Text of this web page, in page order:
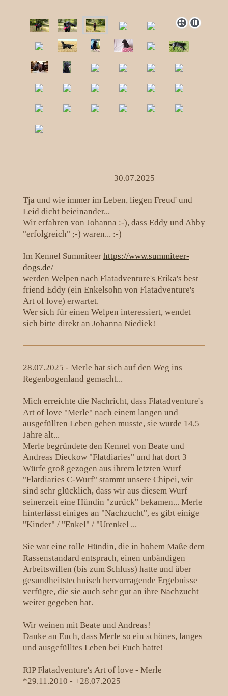
30.07.2025
Tja und wie immer im Leben, liegen Freud' und
Leid dicht beieinander...
Wir erfahren von Johanna :-), dass Eddy und Abby
"erfolgreich" ;-) waren... :-)
Im Kennel Summiteer https://www.summiteer-
dogs.de/
werden Welpen nach Flatadventure's Erika's best
friend Eddy (ein Enkelsohn von Flatadventure's
Art of love) erwartet.
Wer sich für einen Welpen interessiert, wendet
sich bitte direkt an Johanna Niediek!
28.07.2025 - Merle hat sich auf den Weg ins
Regenbogenland gemacht...
Mich erreichte die Nachricht, dass Flatadventure's
Art of love "Merle" nach einem langen und
ausgefüllten Leben gehen musste, sie wurde 14,5
Jahre alt...
Merle begründete den Kennel von Beate und
Andreas Dieckow "Flatdiaries" und hat dort 3
Würfe groß gezogen aus ihrem letzten Wurf
"Flatdiaries C-Wurf" stammt unsere Chipei, wir
sind sehr glücklich, dass wir aus diesem Wurf
seinerzeit eine Hündin "zurück" bekamen... Merle
hinterlässt einiges an "Nachzucht", es gibt einige
"Kinder" / "Enkel" / "Urenkel ...
Sie war eine tolle Hündin, die in hohem Maße dem
Rassenstandard entsprach, einen unbändigen
Arbeitswillen (bis zum Schluss) hatte und über
gesundheitstechnisch hervorragende Ergebnisse
verfügte, die sie auch sehr gut an ihre Nachzucht
weiter gegeben hat.
Wir weinen mit Beate und Andreas!
Danke an Euch, dass Merle so ein schönes, langes
und ausgefülltes Leben bei Euch hatte!
RIP Flatadventure's Art of love - Merle
*29.11.2010 - +28.07.2025